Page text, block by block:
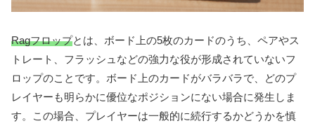
Ragフロップとは、ボード上の5枚のカードのうち、ペアやス
トレート、フラッシュなどの強力な役が形成されていないフ
ロップのことです。ボード上のカードがバラバラで、どのプ
レイヤーも明らかに優位なポジションにない場合に発生しま
す。この場合、プレイヤーは一般的に続行するかどうかを慎